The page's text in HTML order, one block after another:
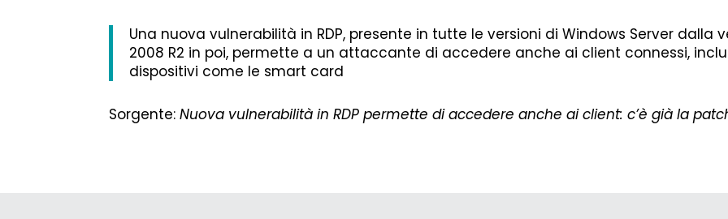
Una nuova vulnerabilità in RDP, presente in tutte le versioni di Windows Server dalla
2008 R2 in poi, permette a un attaccante di accedere anche ai client connessi,
dispositivi come le smart card
Sorgente:Nuova vulnerabilità in RDP permette di accedere anche ai client: c’è già la